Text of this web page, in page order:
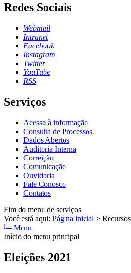
Redes Sociais
Webmail
Intranet
Facebook
Instagram
Twitter
YouTube
RSS
Serviços
Acesso à informação
Consulta de Processos
Dados Abertos
Auditoria Interna
Correição
Comunicação
Ouvidoria
Fale Conosco
Contatos
Fim do menu de serviços
Você está aqui: Página inicial > Recursos
Menu
Início do menu principal
Eleições 2021